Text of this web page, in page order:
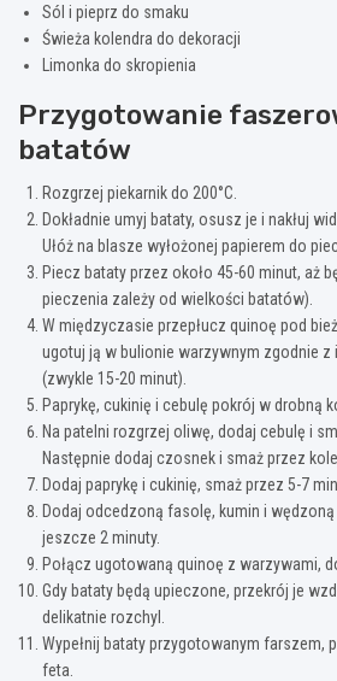
Sól i pieprz do smaku
Świeża kolendra do dekoracji
Limonka do skropienia
Przygotowanie
batatów
Rozgrzej piekarnik do 200°C.
Dokładnie umyj bataty, osusz je i nakłuj
Ułóż na blasze wyłożonej papierem do
Piecz bataty przez około 45-60 minut, aż
pieczenia zależy od wielkości batatów).
W międzyczasie przepłucz quinoę pod
ugotuj ją w bulionie warzywnym zgodnie z
(zwykle 15-20 minut).
Paprykę, cukinię i cebulę pokrój w drobną
Na patelni rozgrzej oliwę, dodaj cebulę i
Następnie dodaj czosnek i smaż przez
Dodaj paprykę i cukinię, smaż przez 5-7
Dodaj odcedzoną fasolę, kumin i
jeszcze 2 minuty.
Połącz ugotowaną quinoę z warzywami,
Gdy bataty będą upieczone, przekrój je
delikatnie rozchyl.
Wypełnij bataty przygotowanym farszem,
feta.